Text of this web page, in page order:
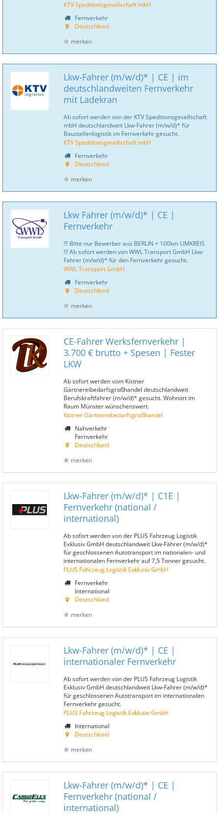
KTV Speditionsgesellschaft mbH
Fernverkehr
Deutschland
merken
Lkw-Fahrer (m/w/d)* | CE | im
deutschlandweiten Fernverkehr
mit Ladekran
Ab sofort werden von der KTV Speditionsgesellschaft
mbH deutschlandweit Lkw-Fahrer (m/w/d)* für
Baustellenlogistik im Fernverkehr gesucht.
KTV Speditionsgesellschaft mbH
Fernverkehr
Deutschland
merken
Lkw Fahrer (m/w/d)* | CE |
Fernverkehr
!!! Bitte nur Bewerber aus BERLIN + 100km UMKREIS
!!! Ab sofort werden von WWL Transport GmbH Lkw-
Fahrer (m/w/d)* für den Fernverkehr gesucht.
WWL Transport GmbH
Fernverkehr
Deutschland
merken
CE-Fahrer Werksfernverkehr |
3.700 € brutto + Spesen | Fester
LKW
Ab sofort werden vom Kistner
Gärtnereibedarfsgroßhandel deutschlandweit
Berufskraftfahrer (m/w/d)* gesucht. Wohnort im
Raum Münster wünschenswert.
Kistner Gärtnereibedarfsgroßhandel
Nahverkehr
Fernverkehr
Deutschland
merken
Lkw-Fahrer (m/w/d)* | C1E |
Fernverkehr (national /
international)
Ab sofort werden von der PLUS Fahrzeug Logistik
Exklusiv GmbH deutschlandweit Lkw-Fahrer (m/w/d)*
für geschlossenen Autotransport im nationalen- und
internationalen Fernverkehr auf 7,5 Tonner gesucht.
PLUS Fahrzeug Logistik Exklusiv GmbH
Fernverkehr
International
Deutschland
merken
Lkw-Fahrer (m/w/d)* | CE |
internationaler Fernverkehr
Ab sofort werden von der PLUS Fahrzeug Logistik
Exklusiv GmbH deutschlandweit Lkw-Fahrer (m/w/d)*
für geschlossenen Autotransport im internationalen
Fernverkehr gesucht.
PLUS Fahrzeug Logistik Exklusiv GmbH
International
Deutschland
merken
Lkw-Fahrer (m/w/d)* | CE |
Fernverkehr (national /
international)